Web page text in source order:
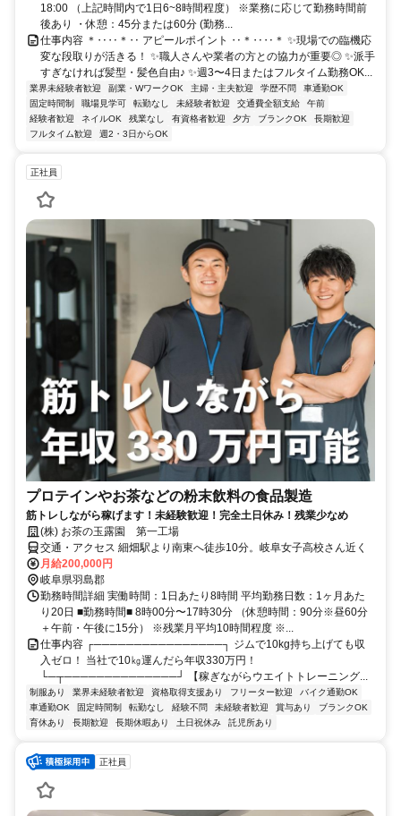
18:00 （上記時間内で1日6~8時間程度） ※業務に応じて勤務時間前
後あり ・休憩：45分または60分 (勤務...
仕事内容 ＊‥‥＊‥ アピールポイント ‥＊‥‥＊ ✨現場での臨機応
変な段取りが活きる！ ✨職人さんや業者の方との協力が重要◎ ✨派手
すぎなければ髪型・髪色自由♪ ✨週3〜4日またはフルタイム勤務OK...
業界未経験者歓迎 副業・WワークOK 主婦・主夫歓迎 学歴不問
車通勤OK
固定時間制
職場見学可 転勤なし 未経験者歓迎 交通費全額支給
午前
経験者歓迎
ネイルOK 残業なし 有資格者歓迎 夕方 ブランクOK
長期歓迎
フルタイム歓迎
週2・3日からOK
正社員
プロテインやお茶などの粉末飲料の食品製造
筋トレしながら稼げます！未経験歓迎！完全土日休み！残業少なめ
(株) お茶の玉露園 第一工場
交通・アクセス 細畑駅より南東へ徒歩10分。岐阜女子高校さん近く
月給200,000円
岐阜県羽島郡
勤務時間詳細 実働時間：1日あたり8時間 平均勤務日数：1ヶ月あた
り20日 ■勤務時間■ 8時00分〜17時30分 （休憩時間：90分※昼60分
＋午前・午後に15分） ※残業月平均10時間程度 ※...
仕事内容 ┌────────────────┐ ジムで10kg持ち上げても収
入ゼロ！ 当社で10㎏運んだら年収330万円！
└─┬──────────────┘ 【稼ぎながらウエイトトレーニング...
制服あり 業界未経験者歓迎 資格取得支援あり フリーター歓迎
バイク通勤OK
車通勤OK
固定時間制 転勤なし 経験不問 未経験者歓迎 賞与あり
ブランクOK
育休あり
長期歓迎 長期休暇あり 土日祝休み 託児所あり
正社員